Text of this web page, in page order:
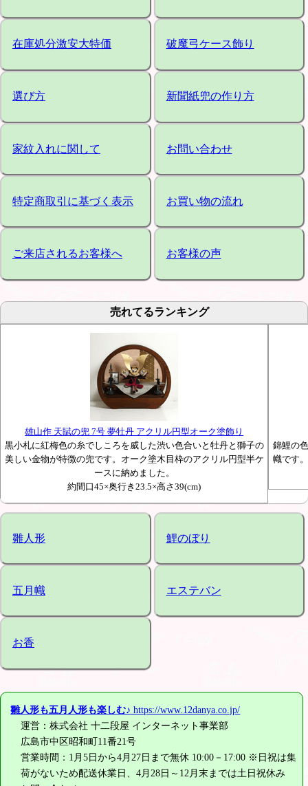
在庫処分激安大特価 破魔弓ケース飾り
選び方 新聞紙兜の作り方
家紋入れに関して お問い合わせ
特定商取引に基づく表示 お買い物の流れ
ご来店されるお客様へ お客様の声
売れてるランキング
雄山作 天賦の兜 7号 夢牡丹 アクリル円型オーク塗飾り
黒小札に紅梅色の糸でしころを威した渋い色合いと牡丹と獅子の
美しい金物が特徴の兜です。オーク塗木目枠のアクリル円型半ケ
ースに納めました。
約間口45×奥行き23.5×高さ39(cm)
錦鯉の
幟です
雛人形 鯉のぼり
五月幟 エステバン
お香
雛人形も五月人形も楽しむ♪ https://www.12danya.co.jp/
運営：株式会社 十二段屋 インターネット事業部
広島市中区昭和町11番21号
営業時間：1月5日から4月27日まで無休 10:00－17:00 ※日祝は集
荷がないため配送休業日、4月28日～12月末までは土日祝休み